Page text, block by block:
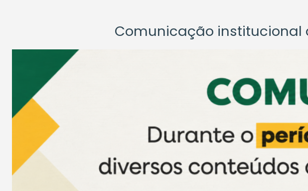
Comunicação institucional